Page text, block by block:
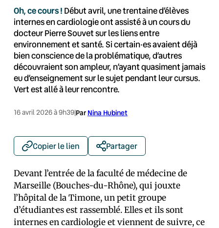
Oh, ce cours ! Début avril, une trentaine d’élèves
internes en cardiologie ont assisté à un cours du
docteur Pierre Souvet sur les liens entre
environnement et santé. Si certain·es avaient déjà
bien conscience de la problématique, d’autres
découvraient son ampleur, n’ayant quasiment jamais
eu d’enseignement sur le sujet pendant leur cursus.
Vert est allé à leur rencontre.
16 avril 2026 à 9h39|Par Nina Hubinet
Copier le lien Partager
Devant l’entrée de la faculté de médecine de
Marseille (Bouches-du-Rhône), qui jouxte
l’hôpital de la Timone, un petit groupe
d’étudiant·es est rassemblé. Elles et ils sont
internes en cardiologie et viennent de suivre, ce